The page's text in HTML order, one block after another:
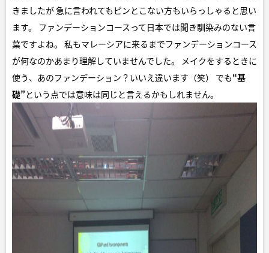
きましたが 急に言われてもピンとこない方もいらっしゃると思い
ます。 ファンデーションコースって日本では聞き馴染みのない言
葉ですよね。 私もマレーシアに来るまでファンデーションコース
が何なのかあまり理解していませんでした。 メイクをするときに
使う、あのファンデーション？いいえ違います（笑） でも“基
礎”という点では意味は同じと言えるかもしれません。